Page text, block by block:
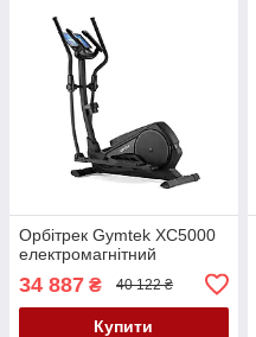
Орбітрек Gymtek XC5000
електромагнітний
34 887 ₴ 40 122 ₴
Купити